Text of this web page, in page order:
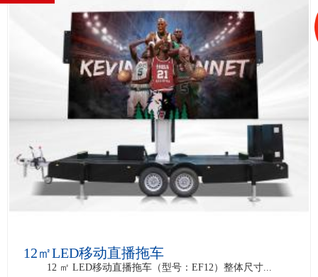
12㎡LED移动直播拖车
12 ㎡ LED移动直播拖车（型号：EF12）整体尺寸...